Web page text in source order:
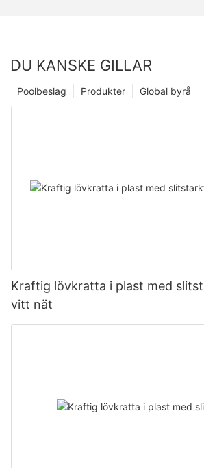
DU KANSKE GILLAR
Global byrå
Produkter
Poolbeslag
Kraftig lövkratta i plast med
vitt nät